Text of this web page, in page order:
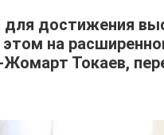
достижения
на
Токаев,